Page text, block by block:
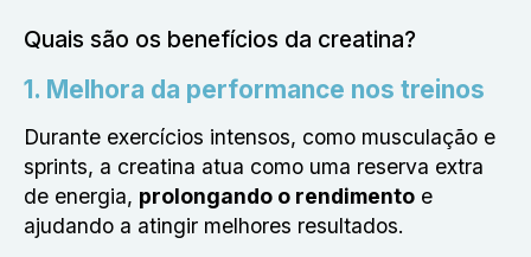
Quais são os benefícios da creatina?
1. Melhora da performance nos treinos
Durante exercícios intensos, como musculação e
sprints, a creatina atua como uma reserva extra
de energia, prolongando o rendimento e
ajudando a atingir melhores resultados.